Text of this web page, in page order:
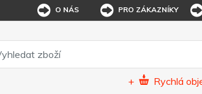
O NÁS PRO ZÁKAZNÍKY
+ Rychlá